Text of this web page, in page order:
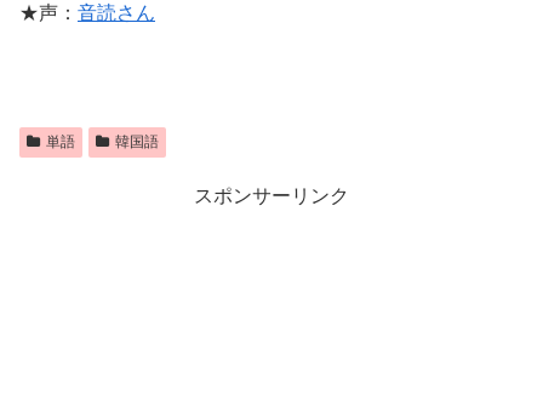
★声： 音読さん
単語 韓国語
スポンサーリンク